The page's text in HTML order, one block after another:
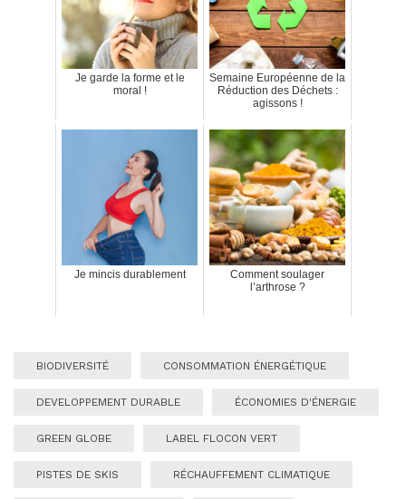
Je garde la forme et le
moral !
Semaine Européenne de la
Réduction des Déchets :
agissons !
Je mincis durablement
Comment soulager
l’arthrose ?
BIODIVERSITÉ CONSOMMATION ÉNERGÉTIQUE
DEVELOPPEMENT DURABLE ÉCONOMIES D'ÉNERGIE
GREEN GLOBE LABEL FLOCON VERT
PISTES DE SKIS RÉCHAUFFEMENT CLIMATIQUE